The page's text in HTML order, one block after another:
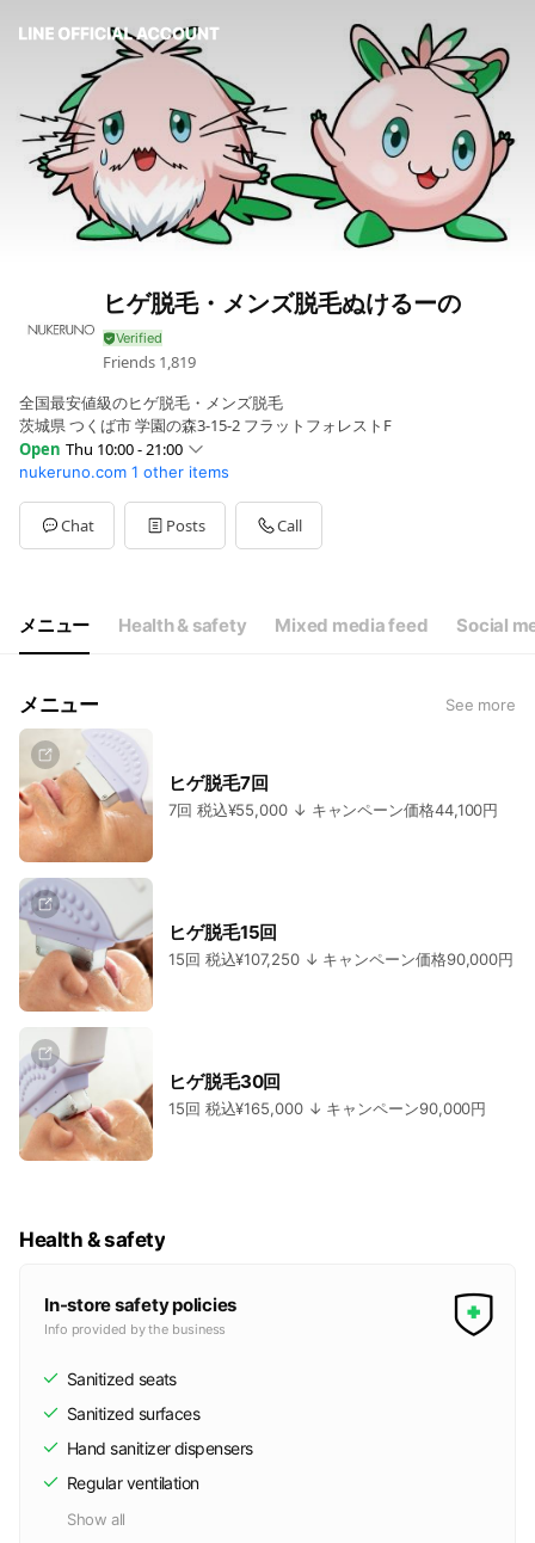
ヒゲ脱毛・メンズ脱毛ぬけるーの
Friends 1,819
全国最安値級のヒゲ脱毛・メンズ脱毛
茨城県 つくば市 学園の森3-15-2 フラットフォレストF
Open Thu 10:00 - 21:00
Sun10:00 - 21:00
Mon10:00 - 21:00
Tue10:00 - 21:00
Wed10:00 - 21:00
定休日なし
nukeruno.com 1 other items
Chat Posts Call
メニュー Health & safety Mixed media feed Social
メニュー See more
ヒゲ脱毛7回
7回 税込¥55,000 ↓ キャンペーン価格44,100円
ヒゲ脱毛15回
15回 税込¥107,250 ↓ キャンペーン価格90,000円
ヒゲ脱毛30回
15回 税込¥165,000 ↓ キャンペーン90,000円
Health & safety
In-store safety policies
Info provided by the business
Sanitized seats
Sanitized surfaces
Hand sanitizer dispensers
Regular ventilation
Show all